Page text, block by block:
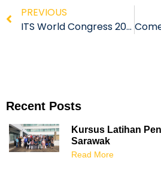
PREVIOUS
ITS World Congress 2022
Recent Posts
Kursus Latihan
Sarawak
Read More